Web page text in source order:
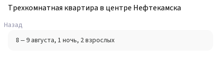
Нефтекамск,
Россия
Трехкомнатная квартира в центре Нефтекамска
Назад
8 – 9 августа, 1 ночь, 2 взрослых